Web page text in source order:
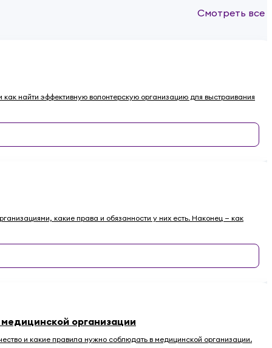
Смотреть все
найти эффективную волонтерскую организацию для выстраивания
какие права и обязанности у них есть. Наконец — как
организации
и какие правила нужно соблюдать в медицинской организации.